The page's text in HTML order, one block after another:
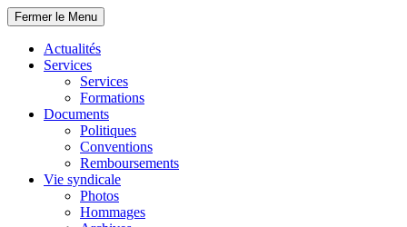
Fermer le Menu
Actualités
Services
Services
Formations
Documents
Politiques
Conventions
Remboursements
Vie syndicale
Photos
Hommages